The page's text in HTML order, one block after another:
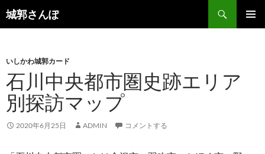
コ
ン
ツ
へ
キ
城郭さんぽ
検
索
いしかわ城郭カード
石川中央都市圏史跡エリア
別探訪マップ
2020年6月25日 ADMIN コメントする